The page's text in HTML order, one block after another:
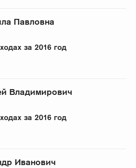
Павловна
за 2016 год
Владимирович
за 2016 год
Иванович